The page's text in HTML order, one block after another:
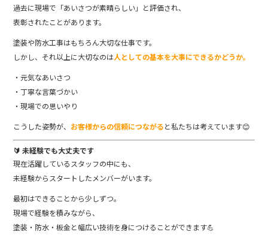
過去に現場で「あいさつが素晴らしい」と評価され、
表彰されたことがあります。
塗装や防水工事はもちろん大切な仕事です。
しかし、それ以上に大切なのは人としての基本を大事にできるかどうか。
・元気なあいさつ
・丁寧な言葉づかい
・現場での思いやり
こうした姿勢が、 お客様からの信頼につながると私たちは考えています😊
🔰 未経験でも大丈夫です
現在活躍しているスタッフの中にも、
未経験からスタートしたメンバーがいます。
最初はできることから少しずつ。
現場で経験を積みながら、
塗装・防水・板金と幅広い技術を身につけることができます💪